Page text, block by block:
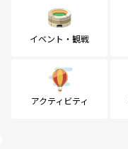
イベント・観戦
アクティビティ